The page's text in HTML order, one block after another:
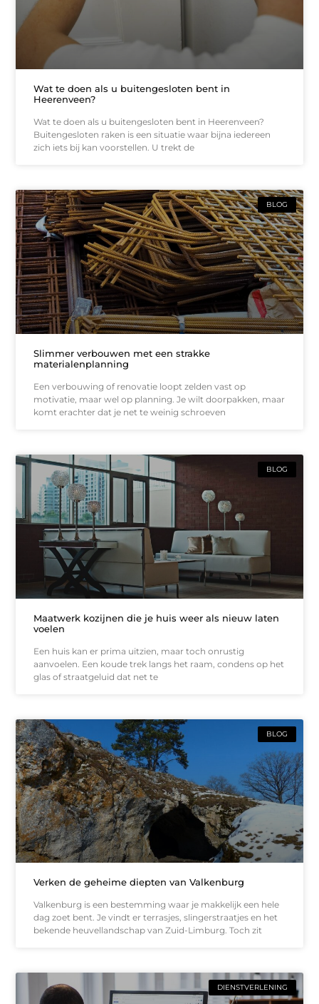
Wat te doen als u buitengesloten bent in
Heerenveen?
Wat te doen als u buitengesloten bent in Heerenveen?
Buitengesloten raken is een situatie waar bijna iedereen
zich iets bij kan voorstellen. U trekt de
BLOG
Slimmer verbouwen met een strakke
materialenplanning
Een verbouwing of renovatie loopt zelden vast op
motivatie, maar wel op planning. Je wilt doorpakken, maar
komt erachter dat je net te weinig schroeven
BLOG
Maatwerk kozijnen die je huis weer als nieuw laten
voelen
Een huis kan er prima uitzien, maar toch onrustig
aanvoelen. Een koude trek langs het raam, condens op het
glas of straatgeluid dat net te
BLOG
Verken de geheime diepten van Valkenburg
Valkenburg is een bestemming waar je makkelijk een hele
dag zoet bent. Je vindt er terrasjes, slingerstraatjes en het
bekende heuvellandschap van Zuid-Limburg. Toch zit
DIENSTVERLENING